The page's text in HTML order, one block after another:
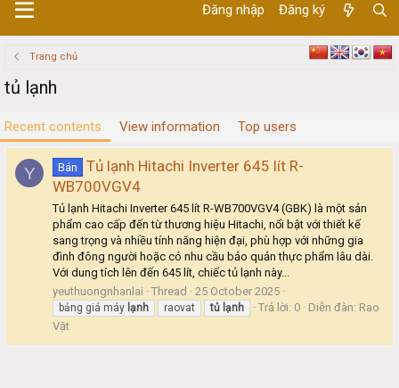
Đăng nhập Đăng ký
Trang chủ
tủ lạnh
Recent contents View information Top users
Y Bán
Tủ lạnh Hitachi Inverter 645 lít R-
WB700VGV4
Tủ lạnh Hitachi Inverter 645 lít R-WB700VGV4 (GBK) là một sản
phẩm cao cấp đến từ thương hiệu Hitachi, nổi bật với thiết kế
sang trọng và nhiều tính năng hiện đại, phù hợp với những gia
đình đông người hoặc có nhu cầu bảo quản thực phẩm lâu dài.
Với dung tích lên đến 645 lít, chiếc tủ lạnh này...
yeuthuongnhanlai
Thread 25 October 2025
bảng giá máy lạnh raovat tủ lạnh Trả lời: 0 Diễn đàn: Rao
Vặt